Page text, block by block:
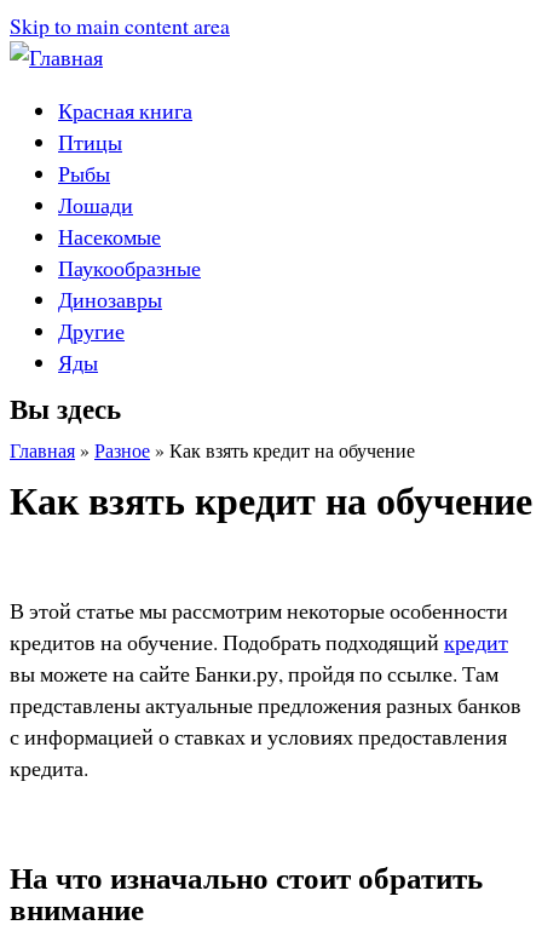
Skip to main content area
Красная книга
Птицы
Рыбы
Лошади
Насекомые
Паукообразные
Динозавры
Другие
Яды
Вы здесь
Главная» Разное» Как взять кредит на обучение
Как взять кредит на обучение
В этой статье мы рассмотрим некоторые особенности
кредитов на обучение. Подобрать подходящий кредит
вы можете на сайте Банки.ру, пройдя по ссылке. Там
представлены актуальные предложения разных банков
с информацией о ставках и условиях предоставления
кредита.
На что изначально стоит обратить
внимание